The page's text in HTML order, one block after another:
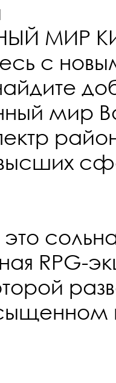
МИР
с
мир
RPG-